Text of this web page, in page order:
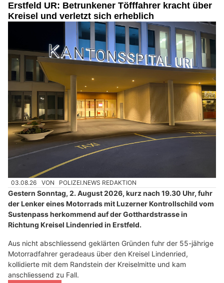
Erstfeld UR: Betrunkener Töfffahrer kracht über
Kreisel und verletzt sich erheblich
03.08.26 VON POLIZEI.NEWS REDAKTION
Gestern Sonntag, 2. August 2026, kurz nach 19.30 Uhr, fuhr
der Lenker eines Motorrads mit Luzerner Kontrollschild vom
Sustenpass herkommend auf der Gotthardstrasse in
Richtung Kreisel Lindenried in Erstfeld.
Aus nicht abschliessend geklärten Gründen fuhr der 55-jährige
Motorradfahrer geradeaus über den Kreisel Lindenried,
kollidierte mit dem Randstein der Kreiselmitte und kam
anschliessend zu Fall.